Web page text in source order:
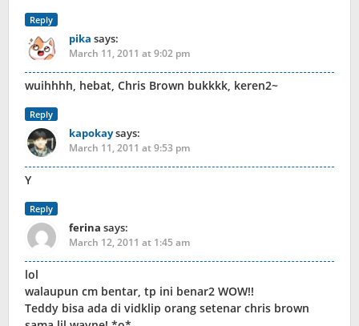
Reply
pika says:
March 11, 2011 at 9:02 pm
wuihhhh, hebat, Chris Brown bukkkk, keren2~
Reply
kapokaysays:
March 11, 2011 at 9:53 pm
Y
Reply
ferina says:
March 12, 2011 at 1:45 am
lol
walaupun cm bentar, tp ini benar2 WOW!!
Teddy bisa ada di vidklip orang setenar chris brown